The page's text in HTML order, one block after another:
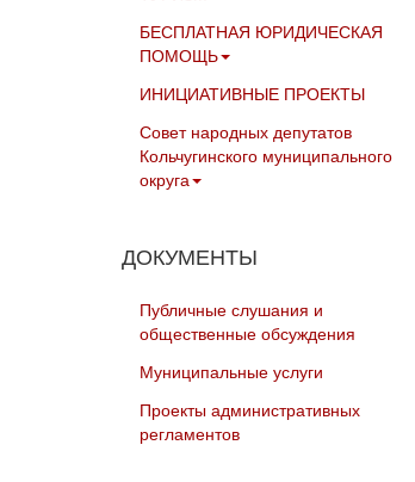
БЕСПЛАТНАЯ ЮРИДИЧЕСКАЯ
ПОМОЩЬ
ИНИЦИАТИВНЫЕ ПРОЕКТЫ
Совет народных депутатов
Кольчугинского муниципального
округа
ДОКУМЕНТЫ
Публичные слушания и
общественные обсуждения
Муниципальные услуги
Проекты административных
регламентов